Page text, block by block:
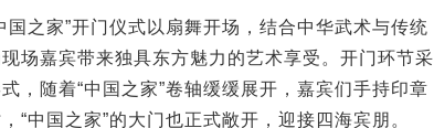
之家”开门仪式以扇舞开场，结合中华武术与传统
场嘉宾带来独具东方魅力的艺术享受。开门环节采
，随着“中国之家”卷轴缓缓展开，嘉宾们手持印章
“中国之家”的大门也正式敞开，迎接四海宾朋。